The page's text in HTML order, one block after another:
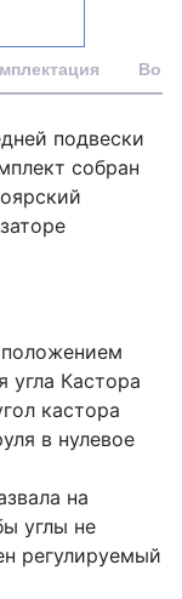
подвески
собран
угла Кастора
кастора
в нулевое
на
углы не
регулируемый